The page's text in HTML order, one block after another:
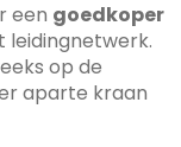
een goedkoper
leidingnetwerk.
op de
aparte kraan